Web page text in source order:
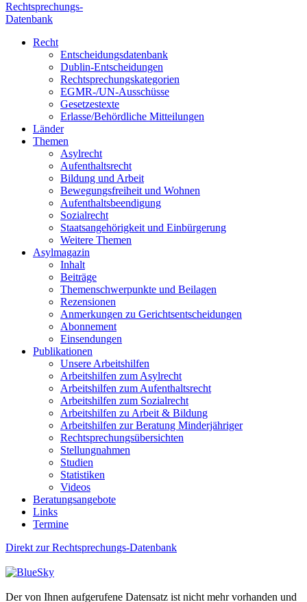
Rechtsprechungs-
Datenbank
Recht
Entscheidungsdatenbank
Dublin-Entscheidungen
Rechtsprechungskategorien
EGMR-/UN-Ausschüsse
Gesetzestexte
Erlasse/Behördliche Mitteilungen
Länder
Themen
Asylrecht
Aufenthaltsrecht
Bildung und Arbeit
Bewegungsfreiheit und Wohnen
Aufenthaltsbeendigung
Sozialrecht
Staatsangehörigkeit und Einbürgerung
Weitere Themen
Asylmagazin
Inhalt
Beiträge
Themenschwerpunkte und Beilagen
Rezensionen
Anmerkungen zu Gerichtsentscheidungen
Abonnement
Einsendungen
Publikationen
Unsere Arbeitshilfen
Arbeitshilfen zum Asylrecht
Arbeitshilfen zum Aufenthaltsrecht
Arbeitshilfen zum Sozialrecht
Arbeitshilfen zu Arbeit & Bildung
Arbeitshilfen zur Beratung Minderjähriger
Rechtsprechungsübersichten
Stellungnahmen
Studien
Statistiken
Videos
Beratungsangebote
Links
Termine
Direkt zur Rechtsprechungs-Datenbank
Der von Ihnen aufgerufene Datensatz ist nicht mehr vorhanden und